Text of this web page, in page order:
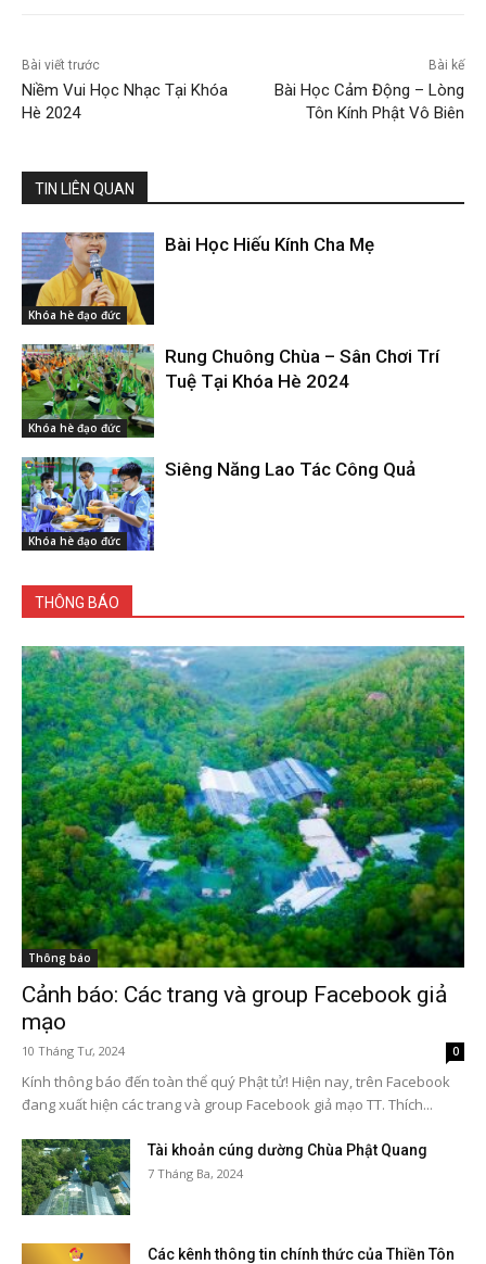
Bài viết trước
Niềm Vui Học Nhạc Tại Khóa
Hè 2024
Bài kế
Bài Học Cảm Động – Lòng
Tôn Kính Phật Vô Biên
TIN LIÊN QUAN
Khóa hè đạo đức
Bài Học Hiếu Kính Cha Mẹ
Khóa hè đạo đức
Rung Chuông Chùa – Sân Chơi Trí
Tuệ Tại Khóa Hè 2024
Khóa hè đạo đức
Siêng Năng Lao Tác Công Quả
THÔNG BÁO
Thông báo
Cảnh báo: Các trang và group Facebook giả
mạo
10 Tháng Tư, 2024 0
Kính thông báo đến toàn thể quý Phật tử! Hiện nay, trên Facebook
đang xuất hiện các trang và group Facebook giả mạo TT. Thích...
Tài khoản cúng dường Chùa Phật Quang
7 Tháng Ba, 2024
Các kênh thông tin chính thức của Thiền Tôn